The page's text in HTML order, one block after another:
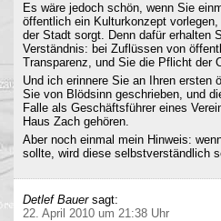
Es wäre jedoch schön, wenn Sie
öffentlich ein Kulturkonzept
der Stadt sorgt. Denn dafür erhalten
Verständnis: bei Zuflüssen von
Transparenz, und Sie die Pflicht der
Und ich erinnere Sie an Ihren ersten
Sie von Blödsinn geschrieben, und
Falle als Geschäftsführer eines
Haus Zach gehören.
Aber noch einmal mein Hinweis:
sollte, wird diese selbstverständlich
Detlef Bauer sagt:
22. April 2010 um 21:38 Uhr